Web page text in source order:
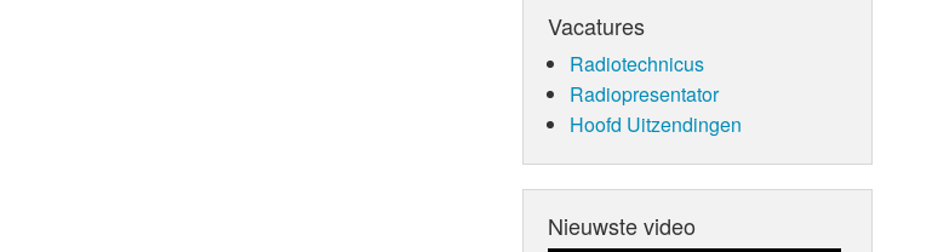
Vacatures
Radiotechnicus
Radiopresentator
Hoofd Uitzendingen
Nieuwste video